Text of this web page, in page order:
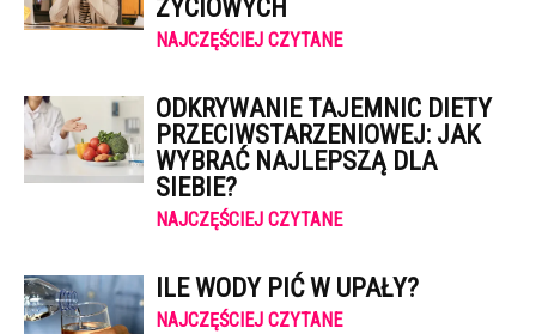
ŻYCIOWYCH
NAJCZĘŚCIEJ CZYTANE
ODKRYWANIE TAJEMNIC DIETY
PRZECIWSTARZENIOWEJ: JAK
WYBRAĆ NAJLEPSZĄ DLA
SIEBIE?
NAJCZĘŚCIEJ CZYTANE
ILE WODY PIĆ W UPAŁY?
NAJCZĘŚCIEJ CZYTANE